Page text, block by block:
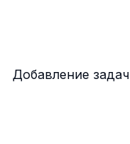
Добавление задач